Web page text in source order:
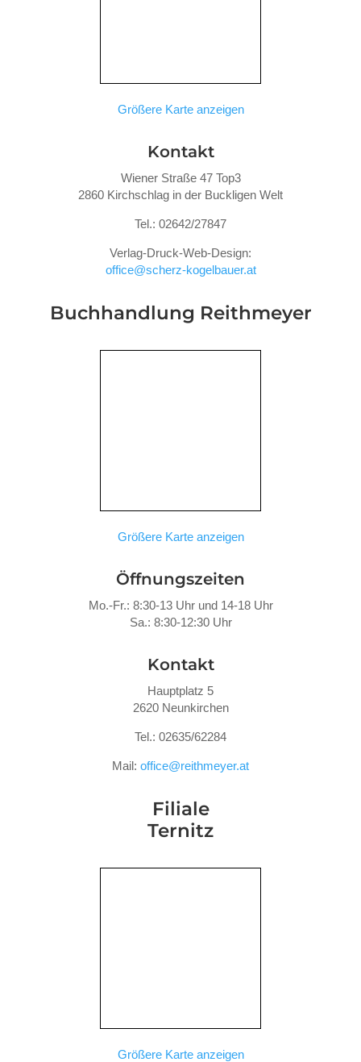
Größere Karte anzeigen
Kontakt
Wiener Straße 47 Top3
2860 Kirchschlag in der Buckligen Welt
Tel.: 02642/27847
Verlag-Druck-Web-Design:
office@scherz-kogelbauer.at
Buchhandlung Reithmeyer
Größere Karte anzeigen
Öffnungszeiten
Mo.-Fr.: 8:30-13 Uhr und 14-18 Uhr
Sa.: 8:30-12:30 Uhr
Kontakt
Hauptplatz 5
2620 Neunkirchen
Tel.: 02635/62284
Mail: office@reithmeyer.at
Filiale
Ternitz
Größere Karte anzeigen